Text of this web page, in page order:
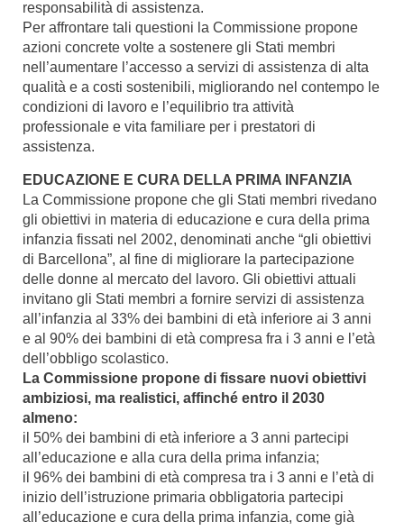
responsabilità di assistenza.
Per affrontare tali questioni la Commissione propone
azioni concrete volte a sostenere gli Stati membri
nell’aumentare l’accesso a servizi di assistenza di alta
qualità e a costi sostenibili, migliorando nel contempo le
condizioni di lavoro e l’equilibrio tra attività
professionale e vita familiare per i prestatori di
assistenza.
EDUCAZIONE E CURA DELLA PRIMA INFANZIA
La Commissione propone che gli Stati membri rivedano
gli obiettivi in materia di educazione e cura della prima
infanzia fissati nel 2002, denominati anche “gli obiettivi
di Barcellona”, al fine di migliorare la partecipazione
delle donne al mercato del lavoro. Gli obiettivi attuali
invitano gli Stati membri a fornire servizi di assistenza
all’infanzia al 33% dei bambini di età inferiore ai 3 anni
e al 90% dei bambini di età compresa fra i 3 anni e l’età
dell’obbligo scolastico.
La Commissione propone di fissare nuovi obiettivi
ambiziosi, ma realistici, affinché entro il 2030
almeno:
il 50% dei bambini di età inferiore a 3 anni partecipi
all’educazione e alla cura della prima infanzia;
il 96% dei bambini di età compresa tra i 3 anni e l’età di
inizio dell’istruzione primaria obbligatoria partecipi
all’educazione e cura della prima infanzia, come già